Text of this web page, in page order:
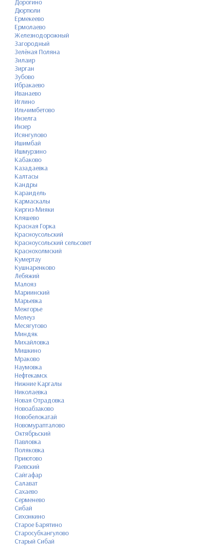
Дорогино
Дюртюли
Ермекеево
Ермолаево
Железнодорожный
Загородный
Зелёная Поляна
Зилаир
Зирган
Зубово
Ибракаево
Иванаево
Иглино
Ильчимбетово
Инзелга
Инзер
Исянгулово
Ишимбай
Ишмурзино
Кабаково
Казадаевка
Калтасы
Кандры
Караидель
Кармаскалы
Киргиз-Мияки
Кляшево
Красная Горка
Красноусольский
Красноусольский сельсовет
Краснохолмский
Кумертау
Кушнаренково
Лебяжий
Малояз
Мариинский
Марьевка
Межгорье
Мелеуз
Месягутово
Миндяк
Михайловка
Мишкино
Мраково
Наумовка
Нефтекамск
Нижние Каргалы
Николаевка
Новая Отрадовка
Новоабзаково
Новобелокатай
Новомурапталово
Октябрьский
Павловка
Поляковка
Приютово
Раевский
Сайгафар
Салават
Сахаево
Серменево
Сибай
Сихонкино
Старое Барятино
Старосубхангулово
Старый Сибай